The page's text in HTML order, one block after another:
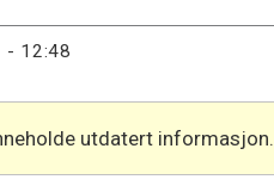
- 12:48
utdatert informasjon.